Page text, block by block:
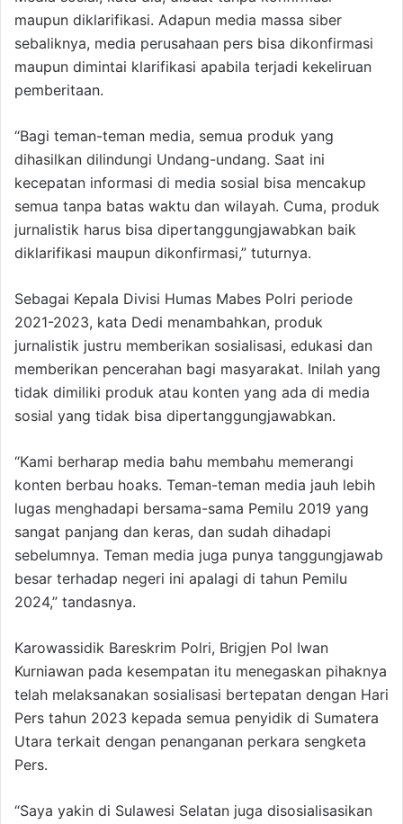
maupun diklarifikasi. Adapun media massa siber
sebaliknya, media perusahaan pers bisa dikonfirmasi
maupun dimintai klarifikasi apabila terjadi kekeliruan
pemberitaan.
“Bagi teman-teman media, semua produk yang
dihasilkan dilindungi Undang-undang. Saat ini
kecepatan informasi di media sosial bisa mencakup
semua tanpa batas waktu dan wilayah. Cuma, produk
jurnalistik harus bisa dipertanggungjawabkan baik
diklarifikasi maupun dikonfirmasi,” tuturnya.
Sebagai Kepala Divisi Humas Mabes Polri periode
2021-2023, kata Dedi menambahkan, produk
jurnalistik justru memberikan sosialisasi, edukasi dan
memberikan pencerahan bagi masyarakat. Inilah yang
tidak dimiliki produk atau konten yang ada di media
sosial yang tidak bisa dipertanggungjawabkan.
“Kami berharap media bahu membahu memerangi
konten berbau hoaks. Teman-teman media jauh lebih
lugas menghadapi bersama-sama Pemilu 2019 yang
sangat panjang dan keras, dan sudah dihadapi
sebelumnya. Teman media juga punya tanggungjawab
besar terhadap negeri ini apalagi di tahun Pemilu
2024,” tandasnya.
Karowassidik Bareskrim Polri, Brigjen Pol Iwan
Kurniawan pada kesempatan itu menegaskan pihaknya
telah melaksanakan sosialisasi bertepatan dengan Hari
Pers tahun 2023 kepada semua penyidik di Sumatera
Utara terkait dengan penanganan perkara sengketa
Pers.
“Saya yakin di Sulawesi Selatan juga disosialisasikan